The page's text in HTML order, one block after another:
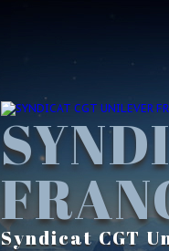
Syndicat CGT